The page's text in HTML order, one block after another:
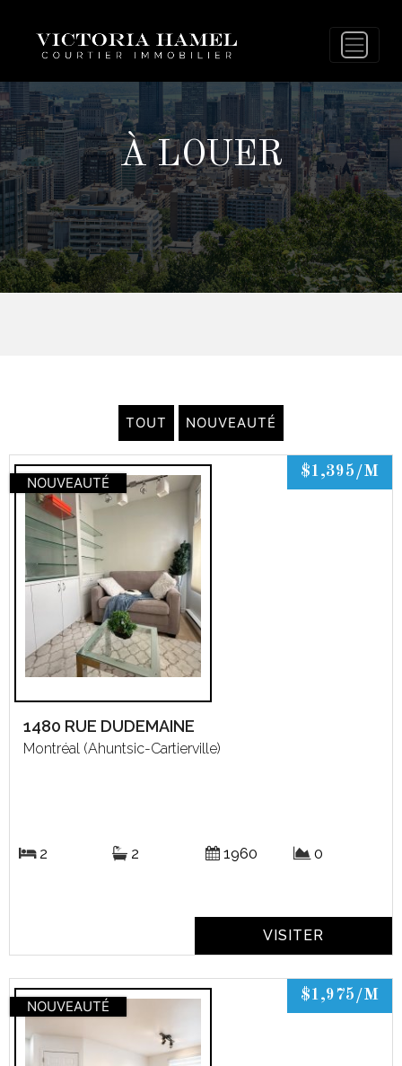
À LOUER
TOUT NOUVEAUTÉ
$1,395/M
NOUVEAUTÉ
1480 RUE DUDEMAINE
Montréal (Ahuntsic-Cartierville)
2 2 1960 0
VISITER
$1,975/M
NOUVEAUTÉ